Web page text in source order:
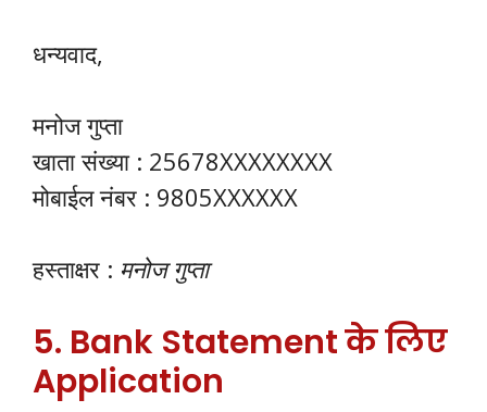
धन्यवाद,
मनोज गुप्ता
खाता संख्या : 25678XXXXXXXX
मोबाईल नंबर : 9805XXXXXX
हस्ताक्षर : मनोज गुप्ता
5. Bank Statement के लिए
Application